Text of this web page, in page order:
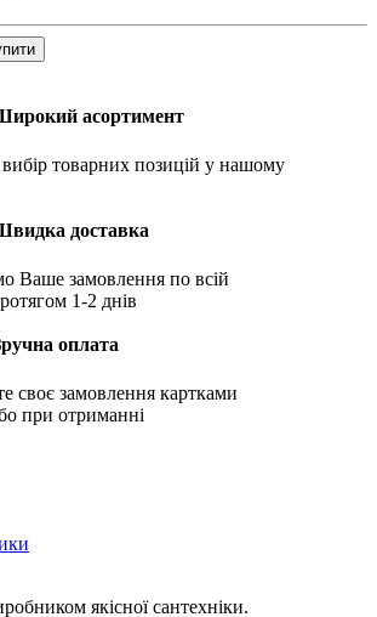
асортимент
товарних позицій у нашому
доставка
Ваше замовлення по всій
1-2 днів
оплата
своє замовлення картками
при отриманні
якісної сантехніки.